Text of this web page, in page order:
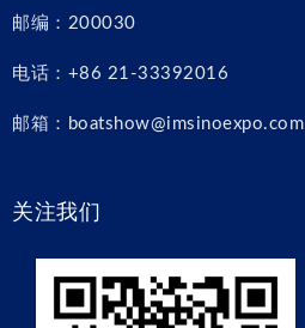
邮编：200030
电话：+86 21-33392016
邮箱：boatshow@imsinoexpo.com
关注我们